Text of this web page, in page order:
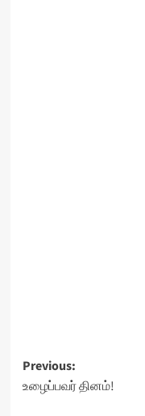
Post
navigation
Previous:
உழைப்பவர் தினம்!